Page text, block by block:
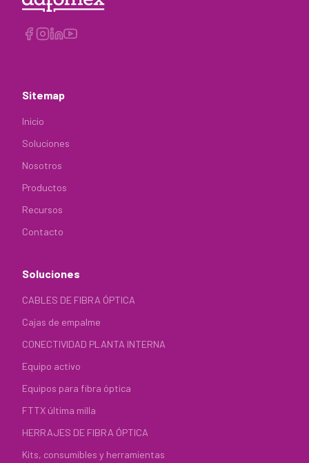
Sitemap
Inicio
Soluciones
Nosotros
Productos
Recursos
Contacto
Soluciones
CABLES DE FIBRA ÓPTICA
Cajas de empalme
CONECTIVIDAD PLANTA INTERNA
Equipo activo
Equipos para fibra óptica
FTTX última milla
HERRAJES DE FIBRA ÓPTICA
Kits, consumibles y herramientas